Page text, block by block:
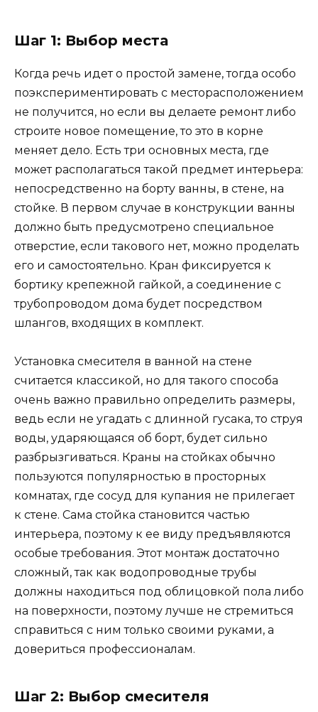
Шаг 1: Выбор места
Когда речь идет о простой замене, тогда особо
поэкспериментировать с месторасположением
не получится, но если вы делаете ремонт либо
строите новое помещение, то это в корне
меняет дело. Есть три основных места, где
может располагаться такой предмет интерьера:
непосредственно на борту ванны, в стене, на
стойке. В первом случае в конструкции ванны
должно быть предусмотрено специальное
отверстие, если такового нет, можно проделать
его и самостоятельно. Кран фиксируется к
бортику крепежной гайкой, а соединение с
трубопроводом дома будет посредством
шлангов, входящих в комплект.
Установка смесителя в ванной на стене
считается классикой, но для такого способа
очень важно правильно определить размеры,
ведь если не угадать с длинной гусака, то струя
воды, ударяющаяся об борт, будет сильно
разбрызгиваться. Краны на стойках обычно
пользуются популярностью в просторных
комнатах, где сосуд для купания не прилегает
к стене. Сама стойка становится частью
интерьера, поэтому к ее виду предъявляются
особые требования. Этот монтаж достаточно
сложный, так как водопроводные трубы
должны находиться под облицовкой пола либо
на поверхности, поэтому лучше не стремиться
справиться с ним только своими руками, а
довериться профессионалам.
Шаг 2: Выбор смесителя